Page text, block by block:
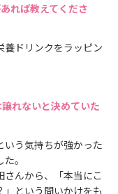
れば教えてくださ
ドリンクをラッピン
れないと決めていた
う気持ちが強かった
。
んから、「本当にこ
という問いかけをも